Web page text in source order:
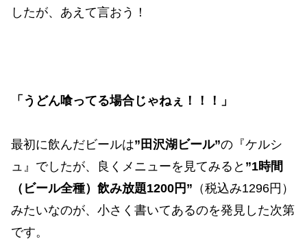
したが、あえて言おう！
「うどん喰ってる場合じゃねぇ！！！」
最初に飲んだビールは”田沢湖ビール”の『ケルシ
ュ』でしたが、良くメニューを見てみると ”1時間
（ビール全種）飲み放題1200円” （税込み1296円）
みたいなのが、小さく書いてあるのを発見した次第
です。